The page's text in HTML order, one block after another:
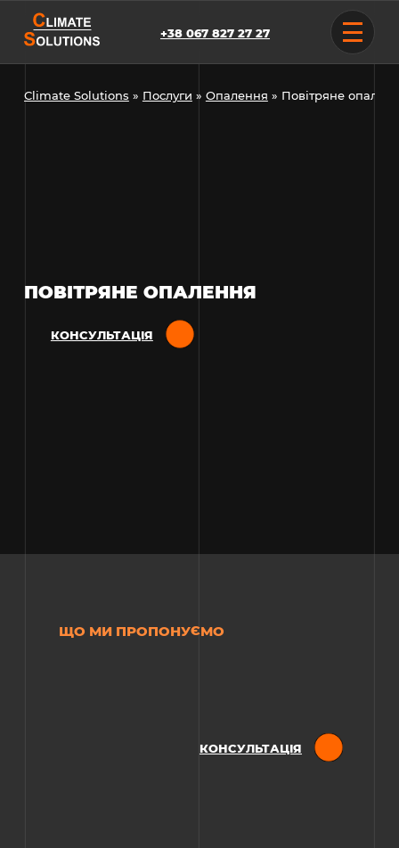
content
+38 067 827 27 27
Climate Solutions » Послуги » Опалення » Повітряне
ПОВІТРЯНЕ ОПАЛЕННЯ
КОНСУЛЬТАЦІЯ
ЩО МИ ПРОПОНУЄМО
КОНСУЛЬТАЦІЯ